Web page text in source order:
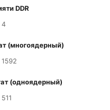
DDR
4
(многоядерный)
1592
(одноядерный)
511